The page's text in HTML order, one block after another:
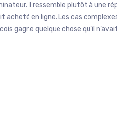
Il ressemble plutôt à une
acheté en ligne. Les cas
gagne quelque chose qu’il